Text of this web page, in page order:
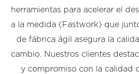
herramientas para acelerar el
a la medida (Fastwork) que
de fábrica ágil asegura la
cambio. Nuestros clientes
y compromiso con la calidad